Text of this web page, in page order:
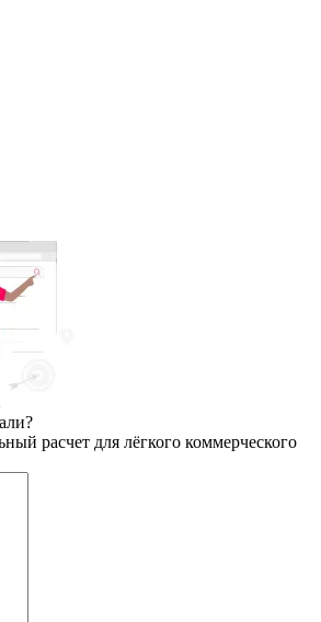
расчет для лёгкого коммерческого